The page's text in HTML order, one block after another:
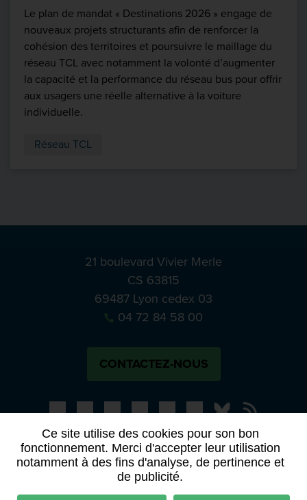
Ce site utilise des cookies pour son bon
fonctionnement. Merci d'accepter leur utilisation
notamment à des fins d'analyse, de pertinence et
de publicité.
Le plan de mandat « Destinations 2026 » engage de
nouveaux projets structurants afin de renforcer la
cohésion des territoires et poursuivre le maillage du
réseau TCL avec notamment la volonté d’augmenter
la capacité et la performance du réseau bus pour offrir
aux usagers une réelle alternative à la voiture
individuelle.
Réseau TCL
21 boulevard Vivier Merle
CS 63815
69487 Lyon cedex 03
04 72 84 58 00
CONTACTEZ-NOUS
BlueskyNotre
PRESSE
APPELS À MANIFESTATION D’INTÉRÊT
ACTES ET DÉLIBÉRATIONS